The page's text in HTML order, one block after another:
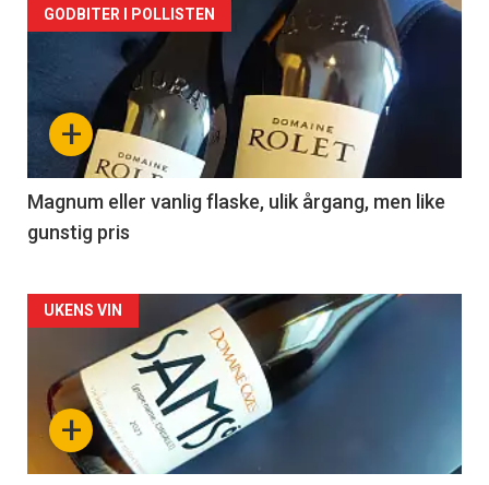
Forsiden
akkurat
nå
3
+
GODBITER I POLLISTEN
Magnum eller vanlig flaske, ulik årgang, men like
gunstig pris
Forsiden
akkurat
nå+
UKENS VIN